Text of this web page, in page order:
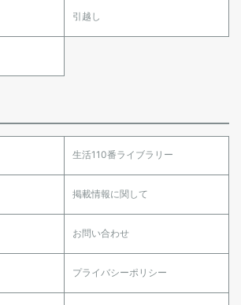
引越し
生活110番ライブラリー
掲載情報に関して
お問い合わせ
プライバシーポリシー